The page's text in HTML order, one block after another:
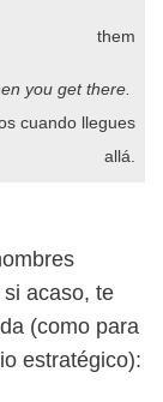
them
you get there.
cuando llegues
allá.
acaso, te
(como para
estratégico):